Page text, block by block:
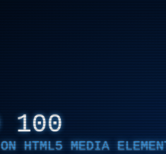
100
HTML5 MEDIA